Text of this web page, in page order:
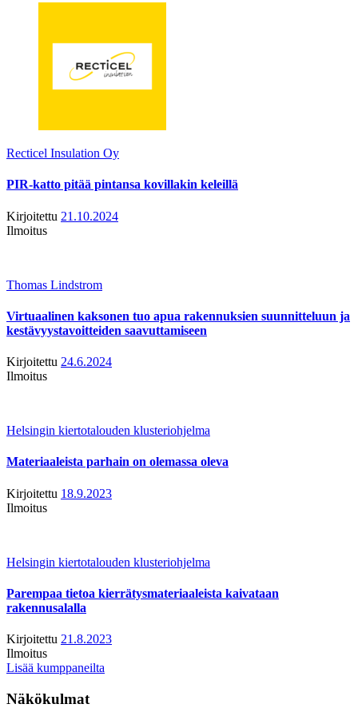
Recticel Insulation Oy
PIR-katto pitää pintansa kovillakin keleillä
Kirjoitettu 21.10.2024
Ilmoitus
Thomas Lindstrom
Virtuaalinen kaksonen tuo apua rakennuksien suunnitteluun ja
kestävyystavoitteiden saavuttamiseen
Kirjoitettu 24.6.2024
Ilmoitus
Helsingin kiertotalouden klusteriohjelma
Materiaaleista parhain on olemassa oleva
Kirjoitettu 18.9.2023
Ilmoitus
Helsingin kiertotalouden klusteriohjelma
Parempaa tietoa kierrätysmateriaaleista kaivataan
rakennusalalla
Kirjoitettu 21.8.2023
Ilmoitus
Lisää kumppaneilta
Näkökulmat